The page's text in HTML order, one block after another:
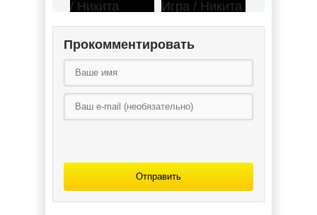
Жандарм-2 /
Никита Семин,
Прокомментировать
Отправить